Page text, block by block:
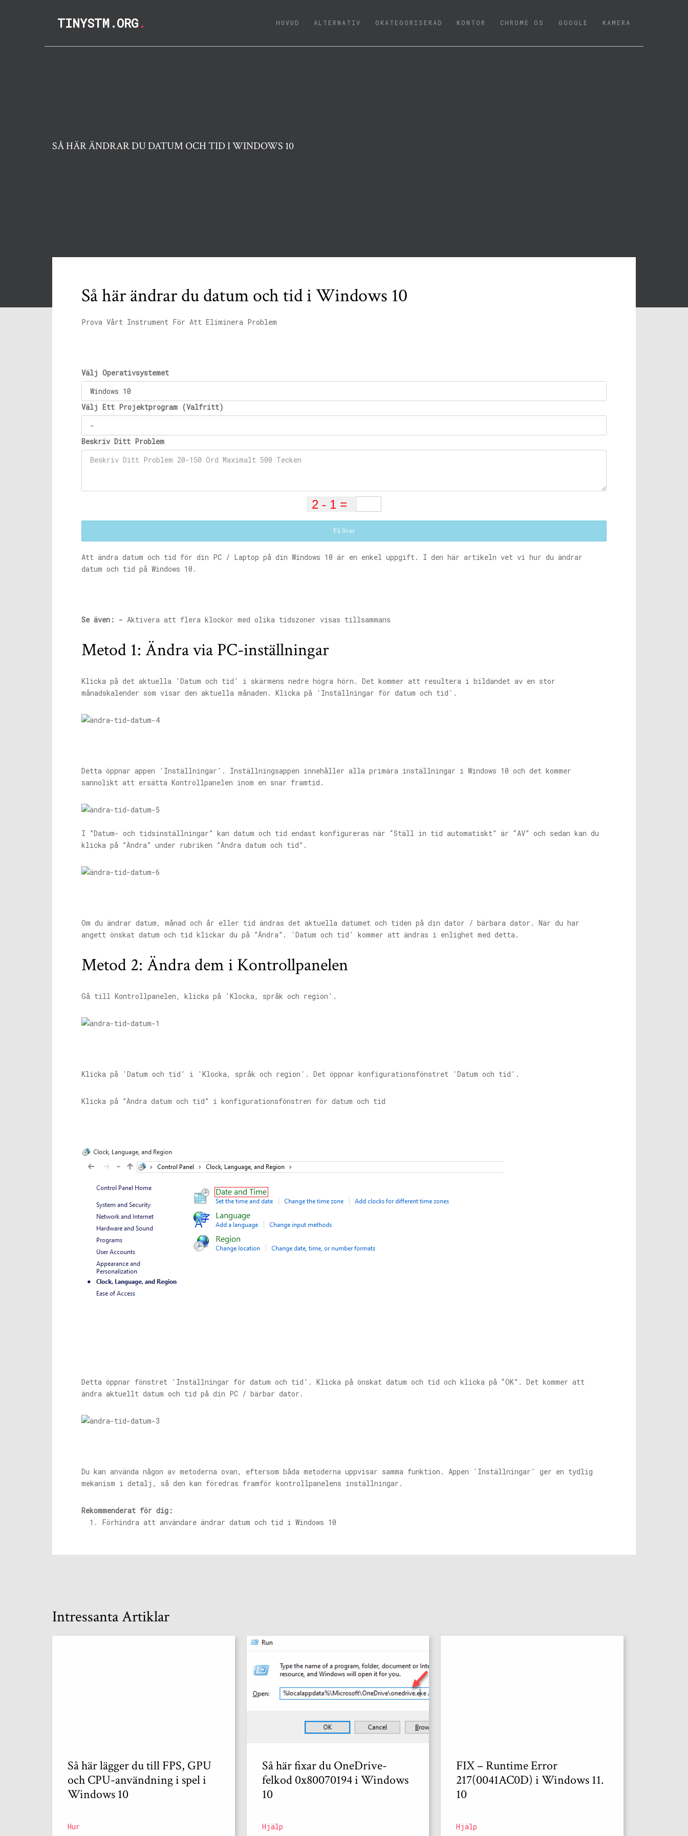
TINYSTM.ORG. HUVUD (CURRENT)
ALTERNATIV OKATEGORISERAD KONTOR CHROME OS GOOGLE KAMERA
SÅ HÄR ÄNDRAR DU DATUM OCH TID I WINDOWS 10
Så här ändrar du datum och tid i Windows 10
Prova Vårt Instrument För Att Eliminera Problem
Välj Operativsystemet
Välj Ett Projektprogram (Valfritt)
Beskriv Ditt Problem
Få Svar
Att ändra datum och tid för din PC / Laptop på din Windows 10 är en enkel uppgift. I den här artikeln vet vi hur du ändrar
datum och tid på Windows 10.
Se även: - Aktivera att flera klockor med olika tidszoner visas tillsammans
Metod 1: Ändra via PC-inställningar
Klicka på det aktuella 'Datum och tid' i skärmens nedre högra hörn. Det kommer att resultera i bildandet av en stor
månadskalender som visar den aktuella månaden. Klicka på 'Inställningar för datum och tid'.
Detta öppnar appen 'Inställningar'. Inställningsappen innehåller alla primära inställningar i Windows 10 och det kommer
sannolikt att ersätta Kontrollpanelen inom en snar framtid.
I ”Datum- och tidsinställningar” kan datum och tid endast konfigureras när “Ställ in tid automatiskt” är “AV” och sedan kan du
klicka på ”Ändra” under rubriken ”Ändra datum och tid”.
Om du ändrar datum, månad och år eller tid ändras det aktuella datumet och tiden på din dator / bärbara dator. När du har
angett önskat datum och tid klickar du på ”Ändra”. 'Datum och tid' kommer att ändras i enlighet med detta.
Metod 2: Ändra dem i Kontrollpanelen
Gå till Kontrollpanelen, klicka på 'Klocka, språk och region'.
Klicka på 'Datum och tid' i 'Klocka, språk och region'. Det öppnar konfigurationsfönstret 'Datum och tid'.
Klicka på ”Ändra datum och tid” i konfigurationsfönstren för datum och tid
Detta öppnar fönstret 'Inställningar för datum och tid'. Klicka på önskat datum och tid och klicka på “OK”. Det kommer att
ändra aktuellt datum och tid på din PC / bärbar dator.
Du kan använda någon av metoderna ovan, eftersom båda metoderna uppvisar samma funktion. Appen 'Inställningar' ger en tydlig
mekanism i detalj, så den kan föredras framför kontrollpanelens inställningar.
Rekommenderat för dig:
Förhindra att användare ändrar datum och tid i Windows 10
Intressanta Artiklar
Så här lägger du till FPS, GPU
och CPU-användning i spel i
Windows 10
Hur
Så här fixar du OneDrive-
felkod 0x80070194 i Windows
10
Hjälp
FIX – Runtime Error
217(0041AC0D) i Windows 11.
10
Hjälp